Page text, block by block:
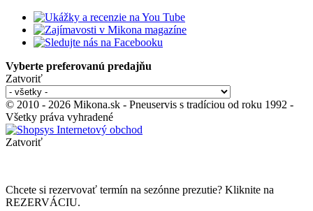
Vyberte preferovanú predajňu
Zatvoriť
© 2010 - 2026 Mikona.sk - Pneuservis s tradíciou od roku 1992 -
Všetky práva vyhradené
Zatvoriť
Chcete si rezervovať termín na sezónne prezutie? Kliknite na
REZERVÁCIU.